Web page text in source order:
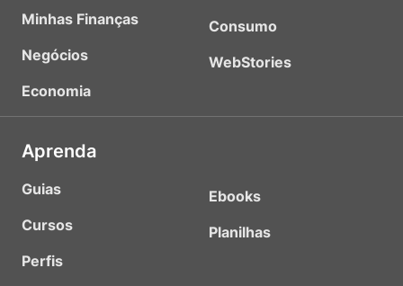
Minhas Finanças
Negócios
Economia
Consumo
WebStories
Aprenda
Guias
Cursos
Perfis
Ebooks
Planilhas